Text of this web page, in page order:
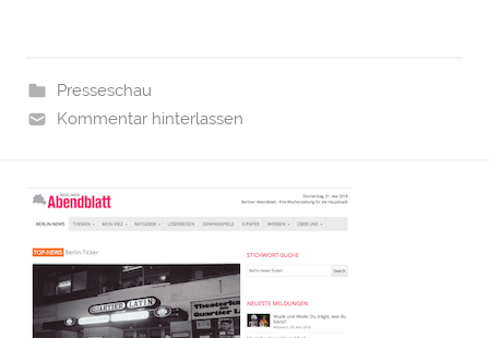
Presseschau
Kommentar hinterlassen